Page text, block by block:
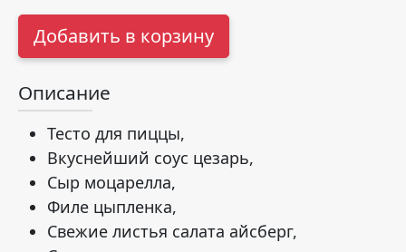
Добавить в корзину
Описание
Тесто для пиццы,
Вкуснейший соус цезарь,
Сыр моцарелла,
Филе цыпленка,
Свежие листья салата айсберг,